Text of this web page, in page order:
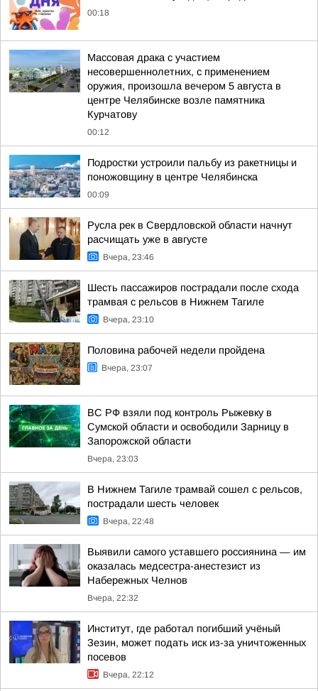
00:18
Массовая драка с участием
несовершеннолетних, с применением
оружия, произошла вечером 5 августа в
центре Челябинске возле памятника
Курчатову
00:12
Подростки устроили пальбу из ракетницы и
поножовщину в центре Челябинска
00:09
Русла рек в Свердловской области начнут
расчищать уже в августе
Вчера, 23:46
Шесть пассажиров пострадали после схода
трамвая с рельсов в Нижнем Тагиле
Вчера, 23:10
Половина рабочей недели пройдена
Вчера, 23:07
ВС РФ взяли под контроль Рыжевку в
Сумской области и освободили Зарницу в
Запорожской области
Вчера, 23:03
В Нижнем Тагиле трамвай сошел с рельсов,
пострадали шесть человек
Вчера, 22:48
Выявили самого уставшего россиянина — им
оказалась медсестра-анестезист из
Набережных Челнов
Вчера, 22:32
Институт, где работал погибший учёный
Зезин, может подать иск из-за уничтоженных
посевов
Вчера, 22:12